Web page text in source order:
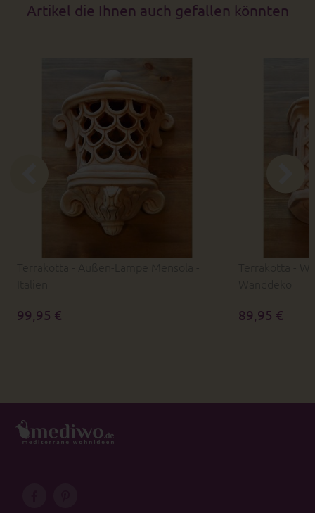
Artikel die Ihnen auch gefallen könnten
99,95 € 89,95 €